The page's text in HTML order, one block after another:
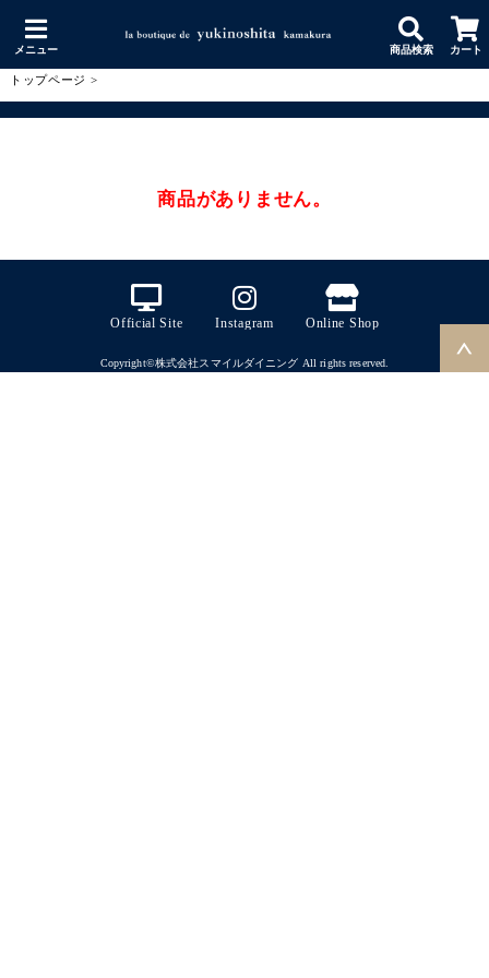
メニュー 商品検索 カート
トップページ >
商品がありません。
Official Site Instagram Online Shop
Copyright©株式会社スマイルダイニング All rights reserved.